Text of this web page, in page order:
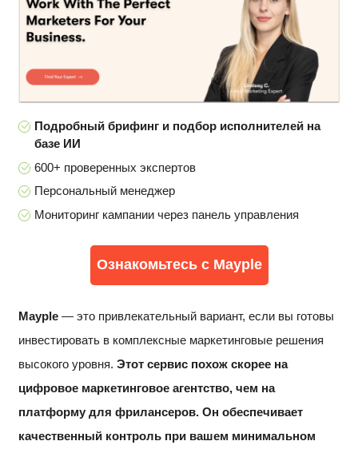
Подробный брифинг и подбор исполнителей на
базе ИИ
600+ проверенных экспертов
Персональный менеджер
Мониторинг кампании через панель управления
Ознакомьтесь с Mayple
Mayple — это привлекательный вариант, если вы готовы
инвестировать в комплексные маркетинговые решения
высокого уровня. Этот сервис похож скорее на
цифровое маркетинговое агентство, чем на
платформу для фрилансеров. Он обеспечивает
качественный контроль при вашем минимальном